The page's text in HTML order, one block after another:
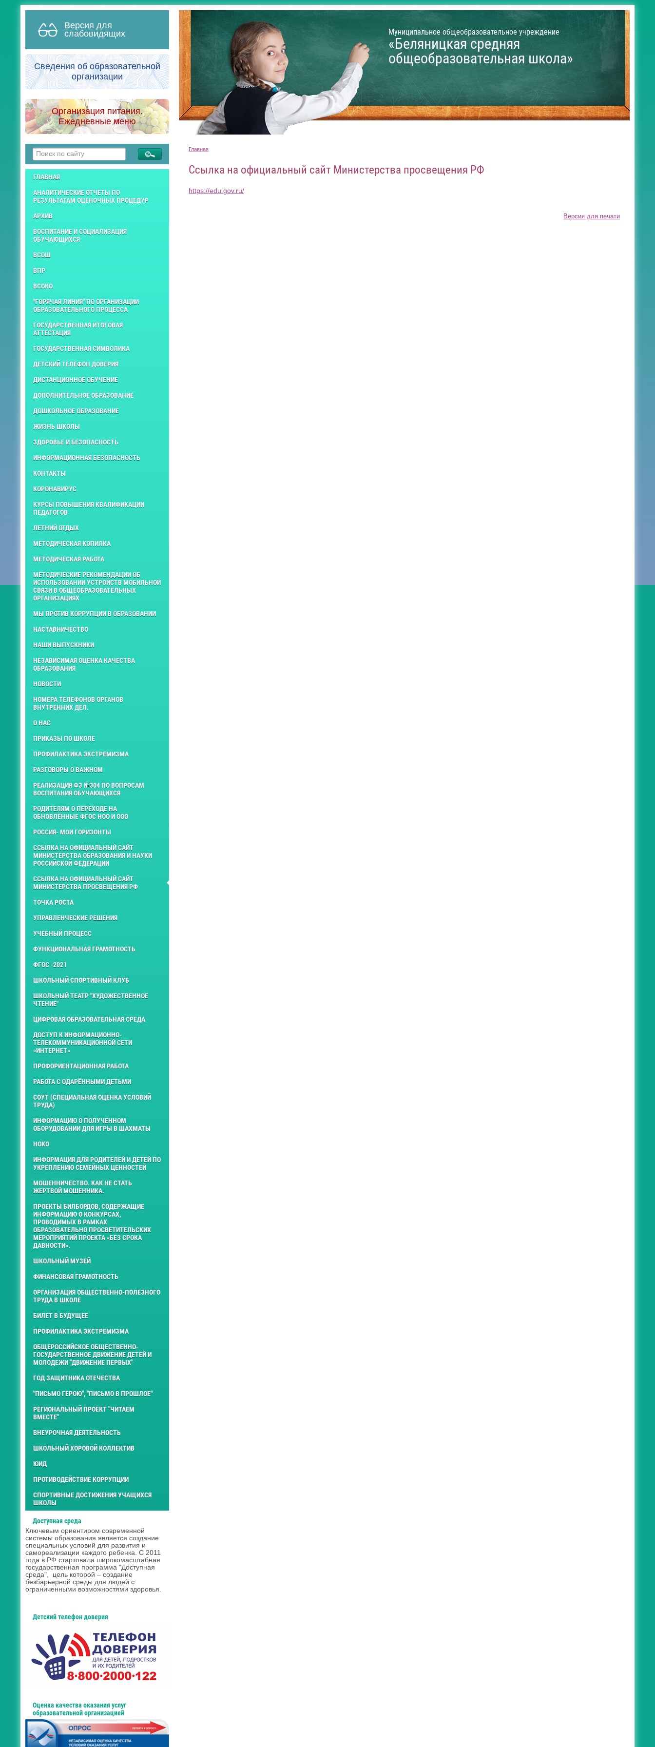
Версия для
слабовидящих
Сведения об образовательной
организации
Организация питания.
Ежедневные меню
ГЛАВНАЯ
АНАЛИТИЧЕСКИЕ ОТЧЕТЫ ПО
РЕЗУЛЬТАТАМ ОЦЕНОЧНЫХ ПРОЦЕДУР
АРХИВ
ВОСПИТАНИЕ И СОЦИАЛИЗАЦИЯ
ОБУЧАЮЩИХСЯ
ВСОШ
ВПР
ВСОКО
"ГОРЯЧАЯ ЛИНИЯ" ПО ОРГАНИЗАЦИИ
ОБРАЗОВАТЕЛЬНОГО ПРОЦЕССА
ГОСУДАРСТВЕННАЯ ИТОГОВАЯ
АТТЕСТАЦИЯ
ГОСУДАРСТВЕННАЯ СИМВОЛИКА
ДЕТСКИЙ ТЕЛЕФОН ДОВЕРИЯ
ДИСТАНЦИОННОЕ ОБУЧЕНИЕ
ДОПОЛНИТЕЛЬНОЕ ОБРАЗОВАНИЕ
ДОШКОЛЬНОЕ ОБРАЗОВАНИЕ
ЖИЗНЬ ШКОЛЫ
ЗДОРОВЬЕ И БЕЗОПАСНОСТЬ
ИНФОРМАЦИОННАЯ БЕЗОПАСНОСТЬ
КОНТАКТЫ
КОРОНАВИРУС
КУРСЫ ПОВЫШЕНИЯ КВАЛИФИКАЦИИ
ПЕДАГОГОВ
ЛЕТНИЙ ОТДЫХ
МЕТОДИЧЕСКАЯ КОПИЛКА
МЕТОДИЧЕСКАЯ РАБОТА
МЕТОДИЧЕСКИЕ РЕКОМЕНДАЦИИ ОБ
ИСПОЛЬЗОВАНИИ УСТРОЙСТВ МОБИЛЬНОЙ
СВЯЗИ В ОБЩЕОБРАЗОВАТЕЛЬНЫХ
ОРГАНИЗАЦИЯХ
МЫ ПРОТИВ КОРРУПЦИИ В ОБРАЗОВАНИИ
НАСТАВНИЧЕСТВО
НАШИ ВЫПУСКНИКИ
НЕЗАВИСИМАЯ ОЦЕНКА КАЧЕСТВА
ОБРАЗОВАНИЯ
НОВОСТИ
НОМЕРА ТЕЛЕФОНОВ ОРГАНОВ
ВНУТРЕННИХ ДЕЛ.
О НАС
ПРИКАЗЫ ПО ШКОЛЕ
ПРОФИЛАКТИКА ЭКСТРЕМИЗМА
РАЗГОВОРЫ О ВАЖНОМ
РЕАЛИЗАЦИЯ ФЗ №304 ПО ВОПРОСАМ
ВОСПИТАНИЯ ОБУЧАЮЩИХСЯ
РОДИТЕЛЯМ О ПЕРЕХОДЕ НА
ОБНОВЛЁННЫЕ ФГОС НОО И ООО
РОССИЯ- МОИ ГОРИЗОНТЫ
ССЫЛКА НА ОФИЦИАЛЬНЫЙ САЙТ
МИНИСТЕРСТВА ОБРАЗОВАНИЯ И НАУКИ
РОССИЙСКОЙ ФЕДЕРАЦИИ
ССЫЛКА НА ОФИЦИАЛЬНЫЙ САЙТ
МИНИСТЕРСТВА ПРОСВЕЩЕНИЯ РФ
ТОЧКА РОСТА
УПРАВЛЕНЧЕСКИЕ РЕШЕНИЯ
УЧЕБНЫЙ ПРОЦЕСС
ФУНКЦИОНАЛЬНАЯ ГРАМОТНОСТЬ
ФГОС -2021
ШКОЛЬНЫЙ СПОРТИВНЫЙ КЛУБ
ШКОЛЬНЫЙ ТЕАТР "ХУДОЖЕСТВЕННОЕ
ЧТЕНИЕ"
ЦИФРОВАЯ ОБРАЗОВАТЕЛЬНАЯ СРЕДА
ДОСТУП К ИНФОРМАЦИОННО-
ТЕЛЕКОММУНИКАЦИОННОЙ СЕТИ
«ИНТЕРНЕТ»
ПРОФОРИЕНТАЦИОННАЯ РАБОТА
РАБОТА С ОДАРЁННЫМИ ДЕТЬМИ
СОУТ (СПЕЦИАЛЬНАЯ ОЦЕНКА УСЛОВИЙ
ТРУДА)
ИНФОРМАЦИЮ О ПОЛУЧЕННОМ
ОБОРУДОВАНИИ ДЛЯ ИГРЫ В ШАХМАТЫ
НОКО
ИНФОРМАЦИЯ ДЛЯ РОДИТЕЛЕЙ И ДЕТЕЙ ПО
УКРЕПЛЕНИЮ СЕМЕЙНЫХ ЦЕННОСТЕЙ
МОШЕННИЧЕСТВО. КАК НЕ СТАТЬ
ЖЕРТВОЙ МОШЕННИКА.
ПРОЕКТЫ БИЛБОРДОВ, СОДЕРЖАЩИЕ
ИНФОРМАЦИЮ О КОНКУРСАХ,
ПРОВОДИМЫХ В РАМКАХ
ОБРАЗОВАТЕЛЬНО ПРОСВЕТИТЕЛЬСКИХ
МЕРОПРИЯТИЙ ПРОЕКТА «БЕЗ СРОКА
ДАВНОСТИ».
ШКОЛЬНЫЙ МУЗЕЙ
ФИНАНСОВАЯ ГРАМОТНОСТЬ
ОРГАНИЗАЦИЯ ОБЩЕСТВЕННО-ПОЛЕЗНОГО
ТРУДА В ШКОЛЕ
БИЛЕТ В БУДУЩЕЕ
ПРОФИЛАКТИКА ЭКСТРЕМИЗМА
ОБЩЕРОССИЙСКОЕ ОБЩЕСТВЕННО-
ГОСУДАРСТВЕННОЕ ДВИЖЕНИЕ ДЕТЕЙ И
МОЛОДЕЖИ "ДВИЖЕНИЕ ПЕРВЫХ"
ГОД ЗАЩИТНИКА ОТЕЧЕСТВА
"ПИСЬМО ГЕРОЮ", "ПИСЬМО В ПРОШЛОЕ"
РЕГИОНАЛЬНЫЙ ПРОЕКТ "ЧИТАЕМ
ВМЕСТЕ"
ВНЕУРОЧНАЯ ДЕЯТЕЛЬНОСТЬ
ШКОЛЬНЫЙ ХОРОВОЙ КОЛЛЕКТИВ
ЮИД
ПРОТИВОДЕЙСТВИЕ КОРРУПЦИИ
СПОРТИВНЫЕ ДОСТИЖЕНИЯ УЧАЩИХСЯ
ШКОЛЫ
Доступная среда
Ключевым ориентиром современной
системы образования является создание
специальных условий для развития и
самореализации каждого ребенка. С 2011
года в РФ стартовала широкомасштабная
государственная программа "Доступная
среда", цель которой – создание
безбарьерной среды для людей с
ограниченными возможностями здоровья.
Детский телефон доверия
Оценка качества оказания услуг
образовательной организацией
Муниципальное общеобразовательное учреждение
«Беляницкая средняя
общеобразовательная школа»
Главная
Ссылка на официальный сайт Министерства просвещения РФ
https://edu.gov.ru/
Версия для печати